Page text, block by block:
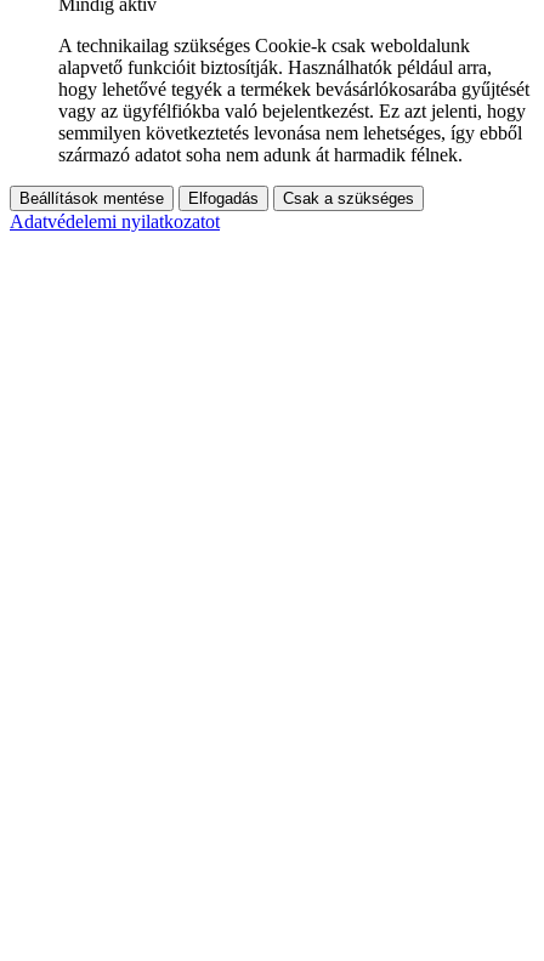
Mindig aktív
A technikailag szükséges Cookie-k csak weboldalunk
alapvető funkcióit biztosítják. Használhatók például arra,
hogy lehetővé tegyék a termékek bevásárlókosarába gyűjtését
vagy az ügyfélfiókba való bejelentkezést. Ez azt jelenti, hogy
semmilyen következtetés levonása nem lehetséges, így ebből
származó adatot soha nem adunk át harmadik félnek.
Beállítások mentése Elfogadás Csak a szükséges
Adatvédelemi nyilatkozatot